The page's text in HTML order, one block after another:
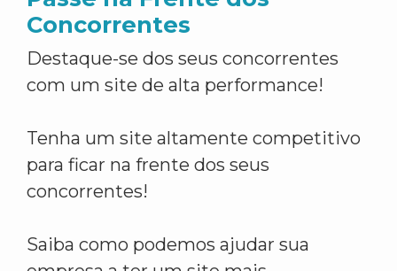
Concorrentes
Destaque-se dos seus concorrentes
com um site de alta performance!
Tenha um site altamente competitivo
para ficar na frente dos seus
concorrentes!
Saiba como podemos ajudar sua